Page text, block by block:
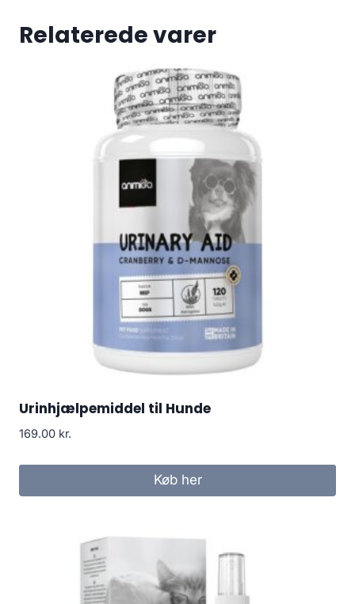
Relaterede varer
Urinhjælpemiddel til Hunde
169.00 kr.
Køb her